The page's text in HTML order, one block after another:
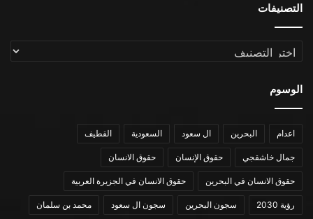
التصنيفات
التصنيفات
الوسوم
اعدام البحرين ال سعود السعودية القطيف
جمال خاشقجي حقوق الإنسان حقوق الانسان
حقوق الانسان في البحرين حقوق الانسان في الجزيرة العربية
رؤية 2030 سجون البحرين سجون ال سعود محمد بن سلمان